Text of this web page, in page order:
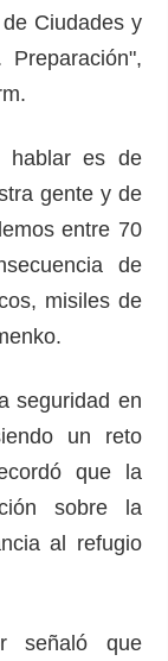
Ciudades y
Preparación",
hablar es de
gente y de
entre 70
de
misiles de
seguridad en
un reto
que la
sobre la
al refugio
señaló que